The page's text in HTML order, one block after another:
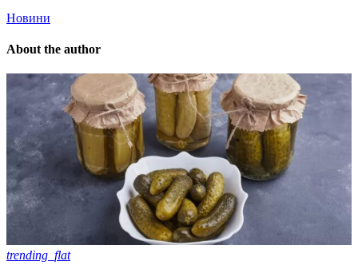
Новини
About the author
trending_flat